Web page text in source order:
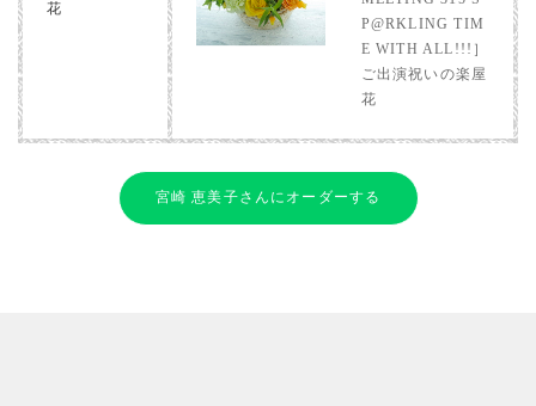
花
P@RKLING TIM
E WITH ALL!!!］
ご出演祝いの楽屋
花
宮崎 恵美子さんにオーダーする